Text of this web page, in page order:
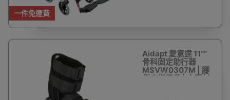
一件免運費
Aidapt 愛意達 11“”
骨科固定助行器
MSVW0307M | 腳
傷康復用具 | 主要材